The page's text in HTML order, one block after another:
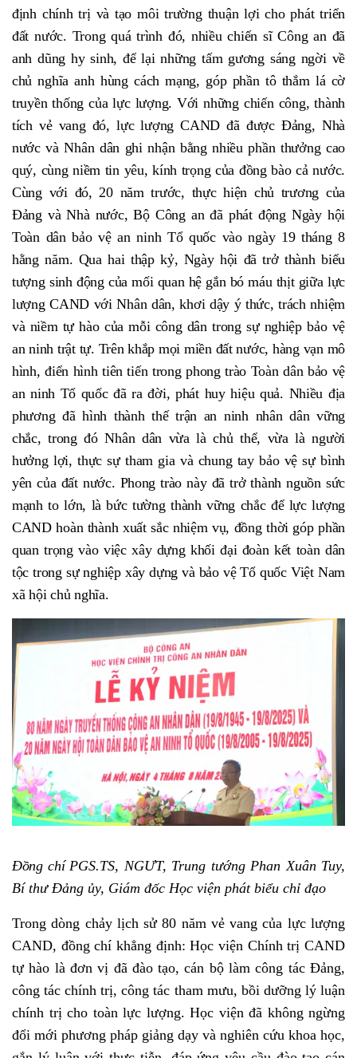
định chính trị và tạo môi trường thuận lợi cho phát triển
đất nước. Trong quá trình đó, nhiều chiến sĩ Công an đã
anh dũng hy sinh, để lại những tấm gương sáng ngời về
chủ nghĩa anh hùng cách mạng, góp phần tô thắm lá cờ
truyền thống của lực lượng. Với những chiến công, thành
tích vẻ vang đó, lực lượng CAND đã được Đảng, Nhà
nước và Nhân dân ghi nhận bằng nhiều phần thưởng cao
quý, cùng niềm tin yêu, kính trọng của đồng bào cả nước.
Cùng với đó, 20 năm trước, thực hiện chủ trương của
Đảng và Nhà nước, Bộ Công an đã phát động Ngày hội
Toàn dân bảo vệ an ninh Tổ quốc vào ngày 19 tháng 8
hằng năm. Qua hai thập kỷ, Ngày hội đã trở thành biểu
tượng sinh động của mối quan hệ gắn bó máu thịt giữa lực
lượng CAND với Nhân dân, khơi dậy ý thức, trách nhiệm
và niềm tự hào của mỗi công dân trong sự nghiệp bảo vệ
an ninh trật tự. Trên khắp mọi miền đất nước, hàng vạn mô
hình, điển hình tiên tiến trong phong trào Toàn dân bảo vệ
an ninh Tổ quốc đã ra đời, phát huy hiệu quả. Nhiều địa
phương đã hình thành thế trận an ninh nhân dân vững
chắc, trong đó Nhân dân vừa là chủ thể, vừa là người
hưởng lợi, thực sự tham gia và chung tay bảo vệ sự bình
yên của đất nước. Phong trào này đã trở thành nguồn sức
mạnh to lớn, là bức tường thành vững chắc để lực lượng
CAND hoàn thành xuất sắc nhiệm vụ, đồng thời góp phần
quan trọng vào việc xây dựng khối đại đoàn kết toàn dân
tộc trong sự nghiệp xây dựng và bảo vệ Tổ quốc Việt Nam
xã hội chủ nghĩa.
Đồng chí PGS.TS, NGƯT, Trung tướng Phan Xuân Tuy,
Bí thư Đảng ủy, Giám đốc Học viện phát biểu chỉ đạo
Trong dòng chảy lịch sử 80 năm vẻ vang của lực lượng
CAND, đồng chí khẳng định: Học viện Chính trị CAND
tự hào là đơn vị đã đào tạo, cán bộ làm công tác Đảng,
công tác chính trị, công tác tham mưu, bồi dưỡng lý luận
chính trị cho toàn lực lượng. Học viện đã không ngừng
đổi mới phương pháp giảng dạy và nghiên cứu khoa học,